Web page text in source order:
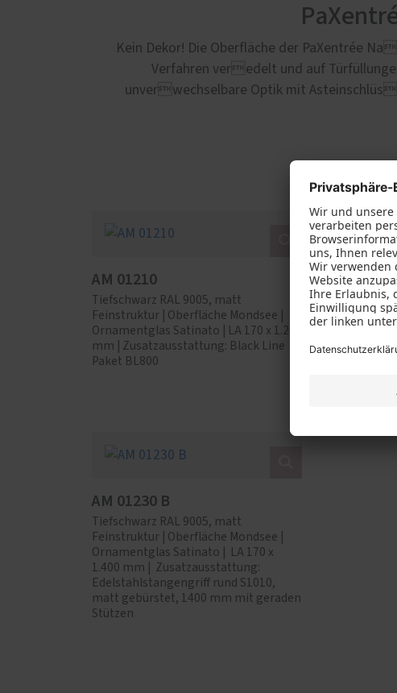
Kein Dekor! Die Oberfläche der PaXentrée
Verfahren veredelt und auf
unverwechselbare Optik mit
AM 01210
Tiefschwarz RAL 9005, matt
Feinstruktur | Oberfläche Mondsee |
Ornamentglas Satinato | LA 170 x 1.200
mm | Zusatzausstattung: Black Line
Paket BL800
AM 06001
Tiefschwarz
Feinstruktur |
BL1400
AM 01230 B
Tiefschwarz RAL 9005, matt
Feinstruktur | Oberfläche Mondsee |
Ornamentglas Satinato | LA 170 x
1.400 mm | Zusatzausstattung:
Edelstahlstangengriff rund S1010,
matt gebürstet, 1400 mm mit geraden
Stützen